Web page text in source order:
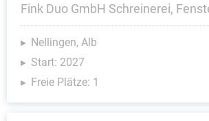
Fink Duo GmbH Schreinerei,
Nellingen, Alb
Start: 2027
Freie Plätze: 1